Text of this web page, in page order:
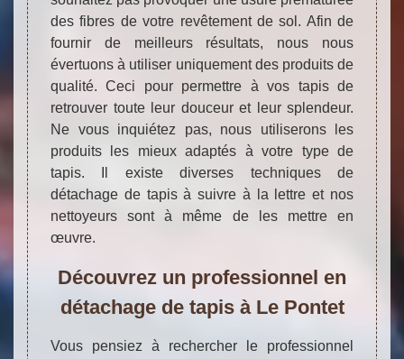
des fibres de votre revêtement de sol. Afin de
fournir de meilleurs résultats, nous nous
évertuons à utiliser uniquement des produits de
qualité. Ceci pour permettre à vos tapis de
retrouver toute leur douceur et leur splendeur.
Ne vous inquiétez pas, nous utiliserons les
produits les mieux adaptés à votre type de
tapis. Il existe diverses techniques de
détachage de tapis à suivre à la lettre et nos
nettoyeurs sont à même de les mettre en
œuvre.
Découvrez un professionnel en
détachage de tapis à Le Pontet
Vous pensiez à rechercher le professionnel